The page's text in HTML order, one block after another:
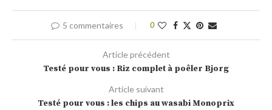
5 commentaires 0
Article précédent
Testé pour vous : Riz complet à poêler Bjorg
Article suivant
Testé pour vous : les chips au wasabi Monoprix